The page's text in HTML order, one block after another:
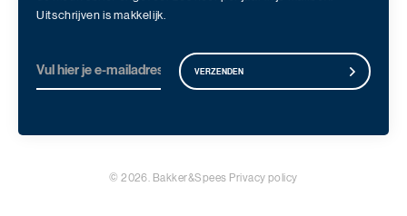
Uitschrijven is makkelijk.
VERZENDEN
© 2026. Bakker&Spees Privacy policy